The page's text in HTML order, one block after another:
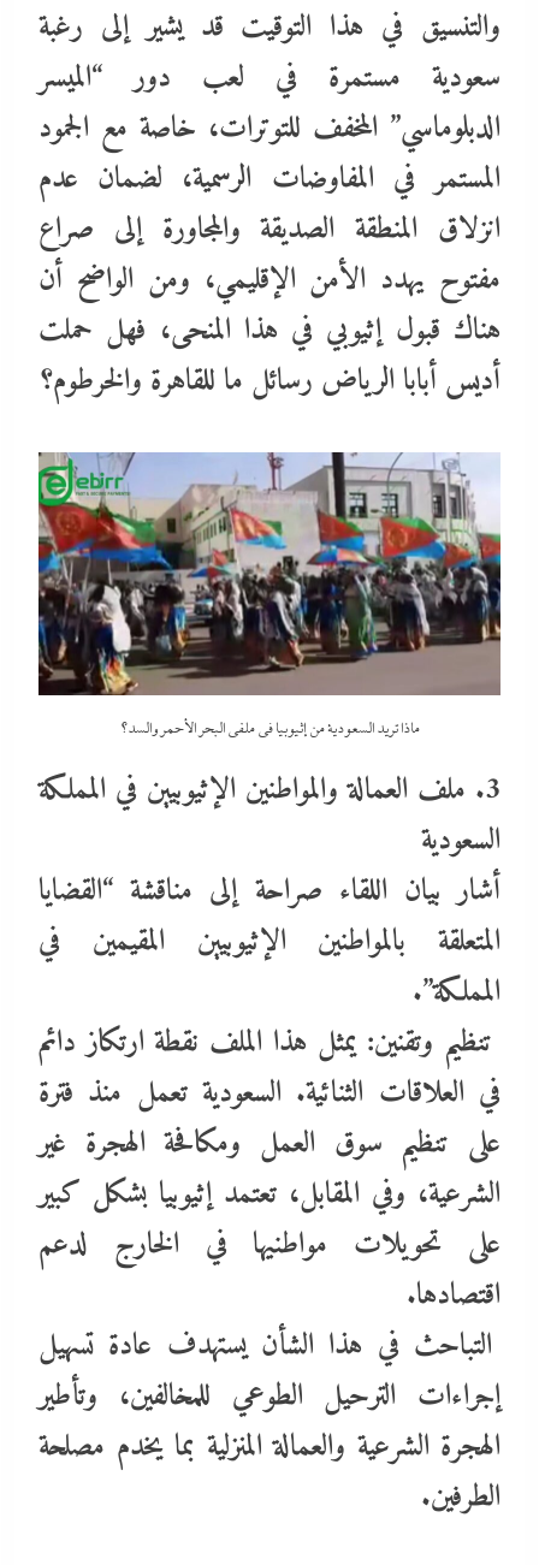
والتنسيق في هذا التوقيت قد يشير إلى رغبة
سعودية مستمرة في لعب دور “الميسر
الدبلوماسي” المخفف للتوترات، خاصة مع الجمود
المستمر في المفاوضات الرسمية، لضمان عدم
انزلاق المنطقة الصديقة والمجاورة إلى صراع
مفتوح يهدد الأمن الإقليمي، ومن الواضح أن
هناك قبول إثيوبي في هذا المنحى، فهل حملت
أديس أبابا الرياض رسائل ما للقاهرة والخرطوم؟
ماذا تريد السعودية من إثيوبيا في ملفى البحر الأحمر والسد؟
3. ملف العمالة والمواطنين الإثيوبيين في المملكة
السعودية
أشار بيان اللقاء صراحة إلى مناقشة “القضايا
المتعلقة بالمواطنين الإثيوبيين المقيمين في
المملكة”.
تنظيم وتقنين: يمثل هذا الملف نقطة ارتكاز دائم
في العلاقات الثنائية. السعودية تعمل منذ فترة
على تنظيم سوق العمل ومكافحة الهجرة غير
الشرعية، وفي المقابل، تعتمد إثيوبيا بشكل كبير
على تحويلات مواطنيها في الخارج لدعم
اقتصادها.
التباحث في هذا الشأن يستهدف عادة تسهيل
إجراءات الترحيل الطوعي للمخالفين، وتأطير
الهجرة الشرعية والعمالة المنزلية بما يخدم مصلحة
الطرفين.